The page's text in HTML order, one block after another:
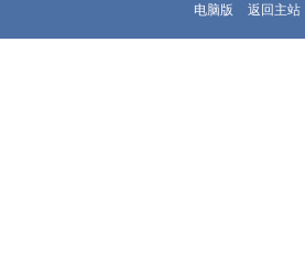
电脑版
返回主站